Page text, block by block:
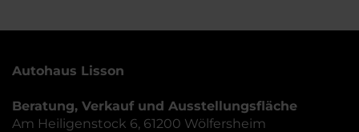
Autohaus Lisson
Beratung, Verkauf und Ausstellungsfläche
Am Heiligenstock 6, 61200 Wölfersheim